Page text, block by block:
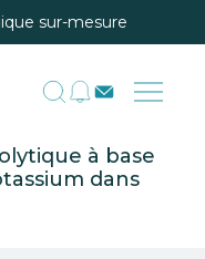
sur-mesure
à base
dans